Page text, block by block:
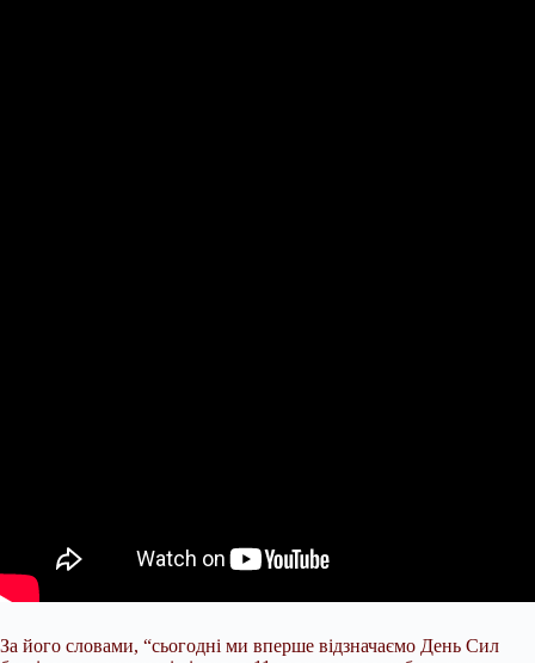
За його словами, “сьогодні ми вперше відзначаємо День Сил